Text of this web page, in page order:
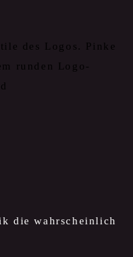
die wahrscheinlich